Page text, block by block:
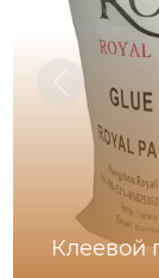
Клеевой